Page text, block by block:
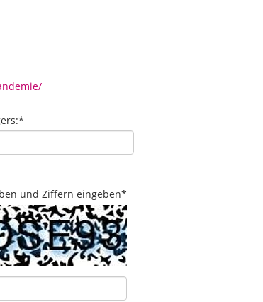
*
und Ziffern eingeben*